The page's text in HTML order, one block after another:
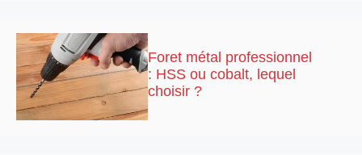
Foret métal professionnel
: HSS ou cobalt, lequel
choisir ?